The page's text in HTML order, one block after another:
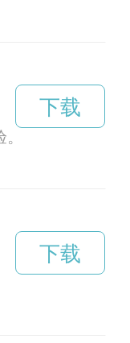
下载
下载